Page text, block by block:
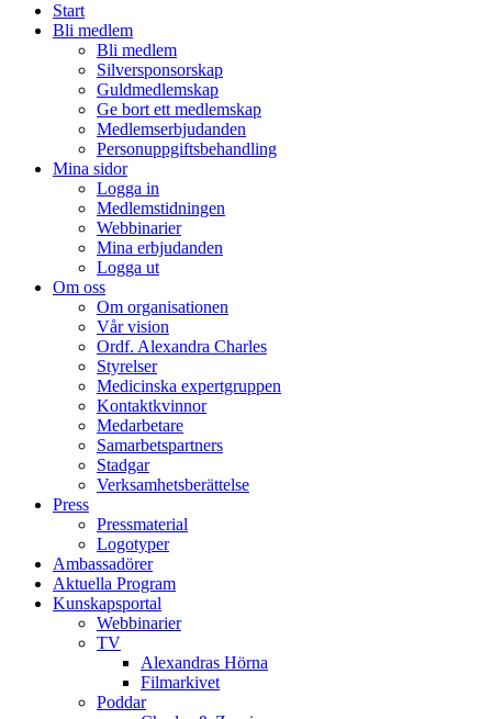
Start
Bli medlem
Bli medlem
Silversponsorskap
Guldmedlemskap
Ge bort ett medlemskap
Medlemserbjudanden
Personuppgiftsbehandling
Mina sidor
Logga in
Medlemstidningen
Webbinarier
Mina erbjudanden
Logga ut
Om oss
Om organisationen
Vår vision
Ordf. Alexandra Charles
Styrelser
Medicinska expertgruppen
Kontaktkvinnor
Medarbetare
Samarbetspartners
Stadgar
Verksamhetsberättelse
Press
Pressmaterial
Logotyper
Ambassadörer
Aktuella Program
Kunskapsportal
Webbinarier
TV
Alexandras Hörna
Filmarkivet
Poddar